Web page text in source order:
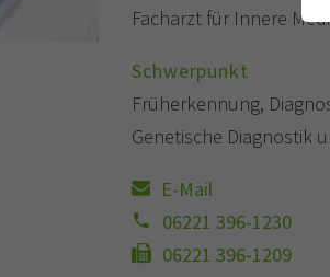
Facharzt für Innere
Schwerpunkt
Früherkennung,
Genetische Diagnostik
E-Mail
06221 396-1230
06221 396-1209